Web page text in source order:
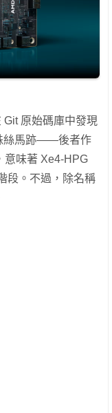
原始碼庫中發現
絲馬跡——後者作
意味著 Xe4-HPG
段。不過，除名稱